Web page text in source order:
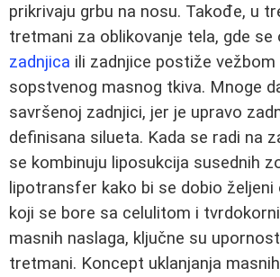
prikrivaju grbu na nosu. Takođe, u
tretmani za oblikovanje tela, gde se
zadnjica ili zadnjice postiže vežbom
sopstvenog masnog tkiva. Mnoge
savršenoj zadnjici, jer je upravo
definisana silueta. Kada se radi na
se kombinuju liposukcija susednih
lipotransfer kako bi se dobio željeni
koji se bore sa celulitom i
masnih naslaga, ključne su
tretmani. Koncept uklanjanja